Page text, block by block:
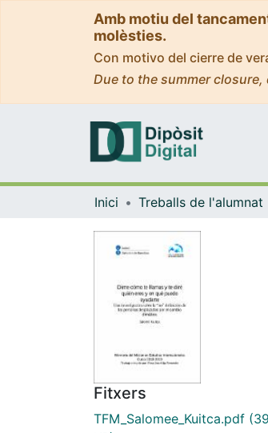
Amb motiu del
molèsties.
Con motivo del cierre de
Due to the summer
Inici Treballs de l'alumnat
Fitxers
TFM_Salomee_Kuitca.pdf